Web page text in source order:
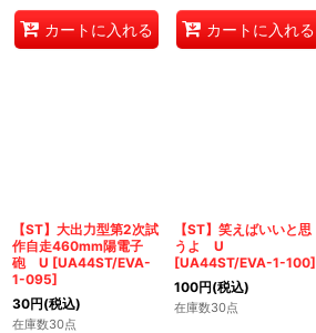
カートに入れる カートに入れる
【ST】大出力型第2次試
作自走460mm陽電子
砲 U [UA44ST/EVA-
1-095]
30円(税込)
在庫数30点
【ST】笑えばいいと思
うよ U
[UA44ST/EVA-1-100]
100円(税込)
在庫数30点